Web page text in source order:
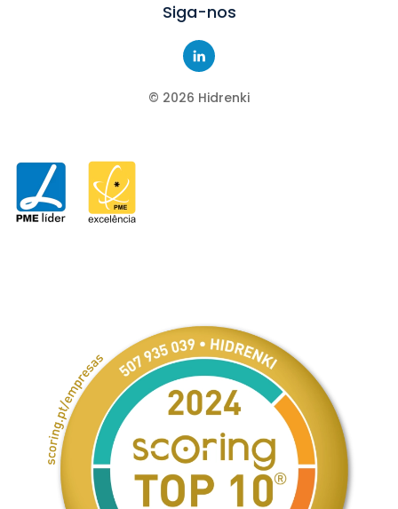
Siga-nos
© 2026 Hidrenki